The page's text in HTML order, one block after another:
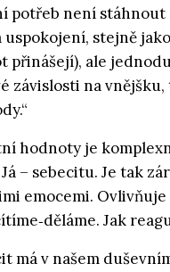
potřeb není stáhnout
uspokojení, stejně
přinášejí), ale
závislosti na vnějšku,
hodnoty je
– sebecitu. Je tak
emocemi. Ovlivňuje
Jak
má v našem